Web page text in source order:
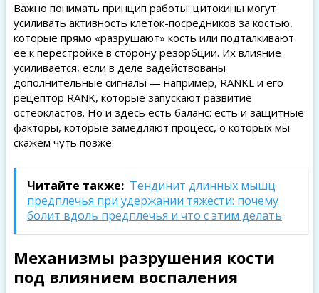
Важно понимать принцип работы: цитокины могут
усиливать активность клеток-посредников за костью,
которые прямо «разрушают» кость или подталкивают
её к перестройке в сторону резорбции. Их влияние
усиливается, если в деле задействованы
дополнительные сигналы — например, RANKL и его
рецептор RANK, которые запускают развитие
остеокластов. Но и здесь есть баланс: есть и защитные
факторы, которые замедляют процесс, о которых мы
скажем чуть позже.
Читайте также: Тендинит длинных мышц
предплечья при удержании тяжести: почему
болит вдоль предплечья и что с этим делать
Механизмы разрушения кости
под влиянием воспаления